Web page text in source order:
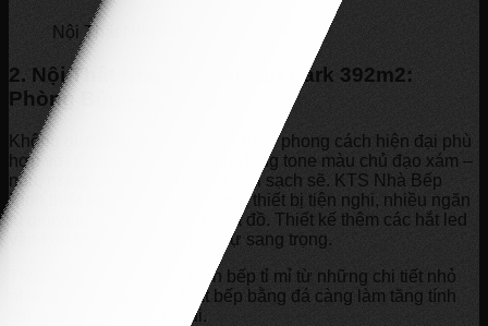
Nội Thất Nhà Phố Artisan Park
2. Nội Thất Nhà Phố Artisan Park 392m2:
Phòng Bếp – Bàn Ăn
Không gian bếp được thiết kế theo phong cách hiện đại phù
hợp với tổng thể căn nhà. Sử dụng tone màu chủ đạo xám –
nâu, mang đến cảm giác rộng rãi sạch sẽ. KTS Nhà Bếp
Xinh thiết kế sử dụng các trang thiết bị tiện nghi, nhiều ngăn
tủ giúp gia chủ thoải mái chứa đồ. Thiết kế thêm các hắt led
vào khu bếp làm tăng thêm sự sang trọng.
Thiết kế nội thất không gian bếp tỉ mỉ từ những chi tiết nhỏ
nhất. Tủ bếp hiện đại. Mặt bếp bằng đá càng làm tăng tính
sang trọng và dễ lau chùi.